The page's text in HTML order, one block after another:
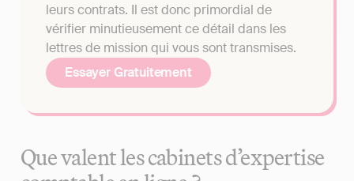
leurs contrats. Il est donc primordial de
vérifier minutieusement ce détail dans les
lettres de mission qui vous sont transmises.
Essayer Gratuitement
Que valent les cabinets d’expertise